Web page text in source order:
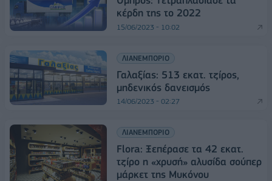
κέρδη της το 2022
15/06/2023 - 10:02
ΛΙΑΝΕΜΠΟΡΙΟ
Γαλαξίας: 513 εκατ. τζίρος,
μηδενικός δανεισμός
14/06/2023 - 02:27
ΛΙΑΝΕΜΠΟΡΙΟ
Flora: Ξεπέρασε τα 42 εκατ.
τζίρο η «χρυσή» αλυσίδα σούπερ
μάρκετ της Μυκόνου